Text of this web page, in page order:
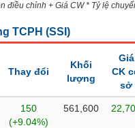
điều chỉnh + Giá CW * Tỷ lệ
TCPH (SSI )
Thay đổi
Khối
lượng
Giá
CK
sở
150
(+9.04%)
561,600